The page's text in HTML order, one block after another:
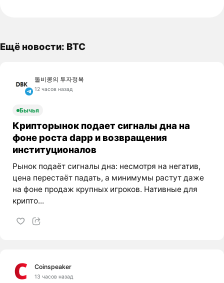
Ещё новости: BTC
돌비콩의 투자정복
12 часов назад
Бычья
Крипторынок подает сигналы дна на
фоне роста dapp и возвращения
институционалов
Рынок подаёт сигналы дна: несмотря на негатив,
цена перестаёт падать, а минимумы растут даже
на фоне продаж крупных игроков. Нативные для
крипто...
Coinspeaker
13 часов назад